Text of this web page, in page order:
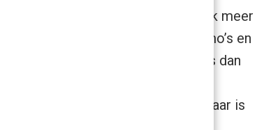
populair is in Azië en nu ook meer
en je partner. Deel foto’s, memo’s en
sms’en en e-mailen, maar het is dan
terug te vinden. Between
privé timeline, die alleen zichtbaar is